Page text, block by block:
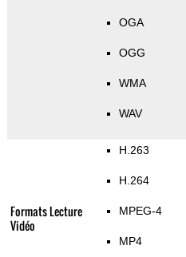
OGA
OGG
WMA
WAV
Formats Lecture
Vidéo
H.263
H.264
MPEG-4
MP4